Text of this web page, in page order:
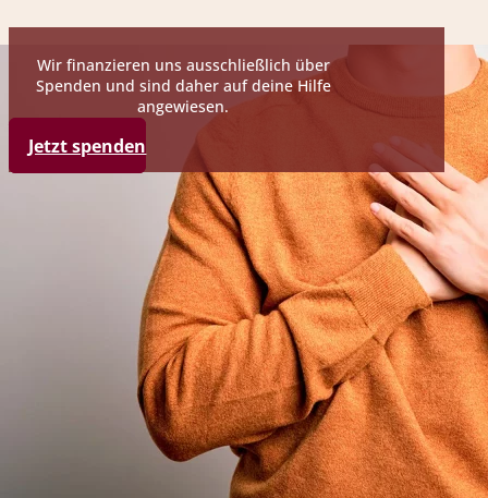
Wir finanzieren uns ausschließlich über
Spenden und sind daher auf deine Hilfe
angewiesen.
Jetzt spenden